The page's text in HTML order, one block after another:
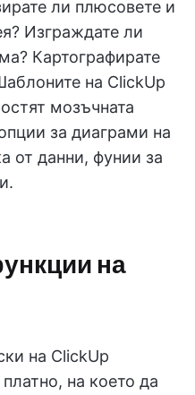
ли плюсовете и
Изграждате ли
Картографирате
на ClickUp
мозъчната
за диаграми на
от данни, фунии за
на
на ClickUp
на което да